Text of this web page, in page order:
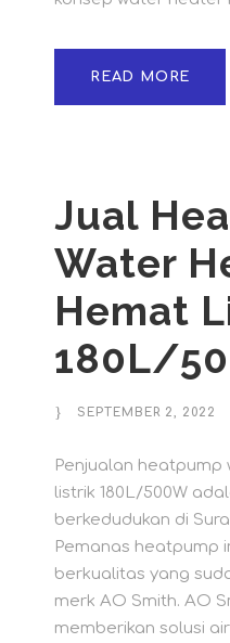
READ MORE
Jual
Water
Hemat
180L/
SEPTEMBER 2, 2022
Penjualan
listrik 180L/500W
berkedudukan di
Pemanas heatpump
berkualitas yang
merk AO Smith. AO
memberikan solusi